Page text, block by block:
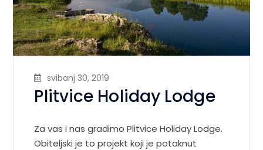
svibanj 30, 2019
Plitvice Holiday Lodge
Za vas i nas gradimo Plitvice Holiday Lodge.
Obiteljski je to projekt koji je potaknut